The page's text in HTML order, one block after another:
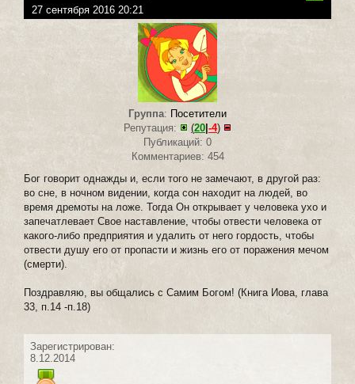
27 сентября 2016 20:21
Группа: Посетители
Репутация:
(20|-4)
Публикаций: 0
Комментариев: 454
Бог говорит однажды и, если того не замечают, в другой раз:
во сне, в ночном видении, когда сон находит на людей, во
время дремоты на ложе. Тогда Он открывает у человека ухо и
запечатлевает Свое наставление, чтобы отвести человека от
какого-либо предприятия и удалить от него гордость, чтобы
отвести душу его от пропасти и жизнь его от поражения мечом
(смерти).
Поздравляю, вы общались с Самим Богом! (Книга Иова, глава
33, п.14 -п.18)
Зарегистрирован:
8.12.2014